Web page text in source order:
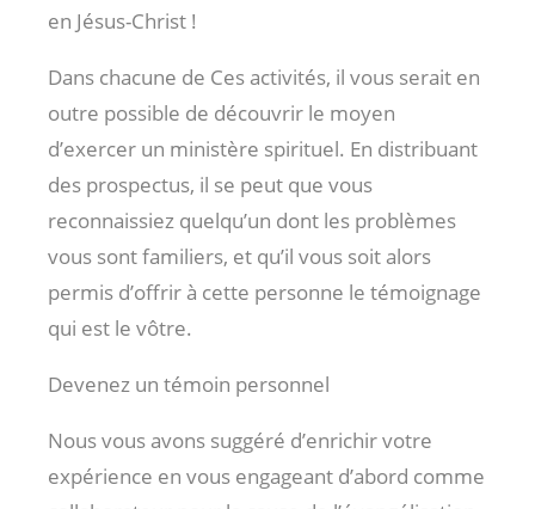
en Jésus-Christ !
Dans chacune de Ces activités, il vous serait en
outre possible de découvrir le moyen
d’exercer un ministère spirituel. En distribuant
des prospectus, il se peut que vous
reconnaissiez quelqu’un dont les problèmes
vous sont familiers, et qu’il vous soit alors
permis d’offrir à cette personne le témoignage
qui est le vôtre.
Devenez un témoin personnel
Nous vous avons suggéré d’enrichir votre
expérience en vous engageant d’abord comme